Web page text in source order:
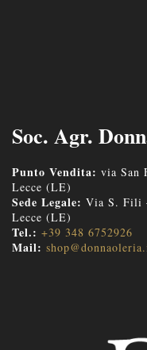
Soc. Agr.
Punto Vendita: via San
Lecce (LE)
Sede Legale: Via S. Fili
Lecce (LE)
Tel.: +39 348 6752926
Mail: